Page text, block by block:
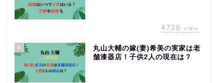
4728 view
6
丸山大輔の嫁(妻)希美の実家は老
舗漆器店！子供2人の現在は？